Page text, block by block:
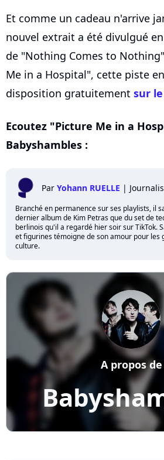
Et comme un cadeau n'arrive
nouvel extrait a été divulgué
de "Nothing Comes to
Me in a Hospital", cette piste
disposition gratuitement sur
Ecoutez "Picture Me in a
Babyshambles :
Par Yohann RUELLE |
Branché en permanence sur ses playlists, il
dernier album de Kim Petras que du set de
berlinois qu'il a regardé hier soir sur TikTok.
et figurines témoigne de son amour pour les
culture.
A propos de